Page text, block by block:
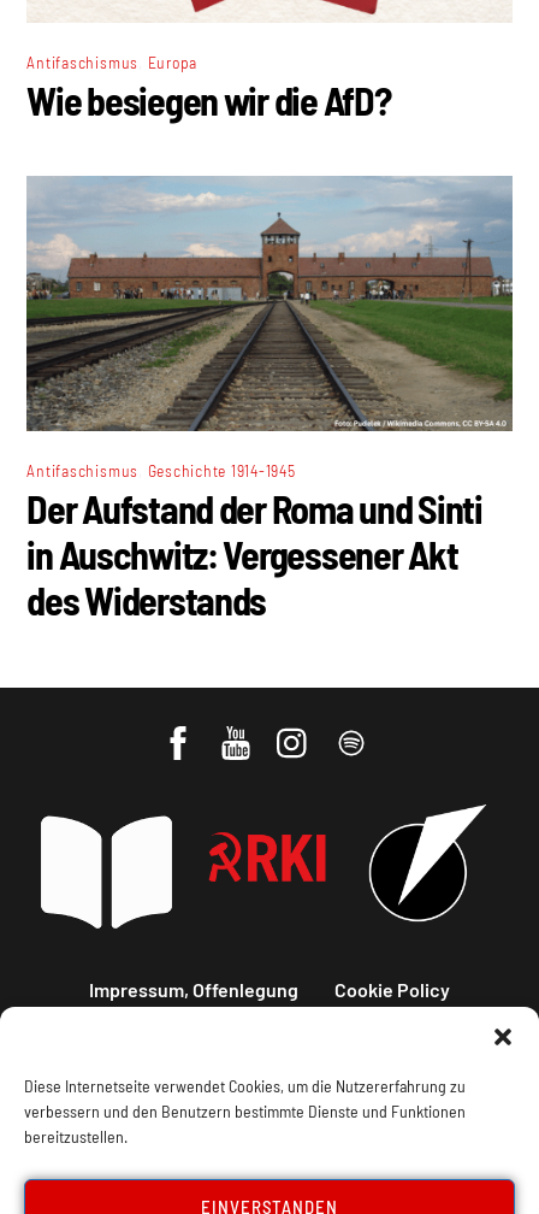
Diese Internetseite verwendet Cookies, um die Nutzererfahrung zu
verbessern und den Benutzern bestimmte Dienste und Funktionen
bereitzustellen.
EINVERSTANDEN
Antifaschismus Europa
Wie besiegen wir die AfD?
Antifaschismus Geschichte 1914-1945
Der Aufstand der Roma und Sinti
in Auschwitz: Vergessener Akt
des Widerstands
Impressum, Offenlegung Cookie Policy